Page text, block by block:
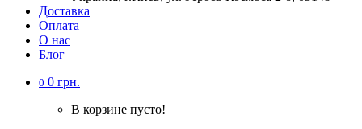
Доставка
Оплата
О нас
Блог
0 0 грн.
В корзине пусто!